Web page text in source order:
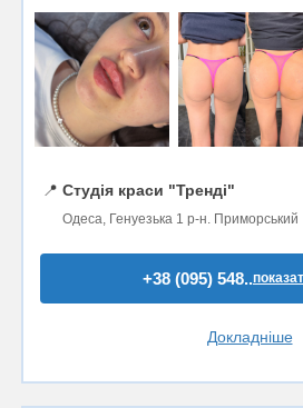
📍 Студія краси "Тренді"
Одеса, Генуезька 1 р-н. Приморський
+38 (095) 548..
Докладніше